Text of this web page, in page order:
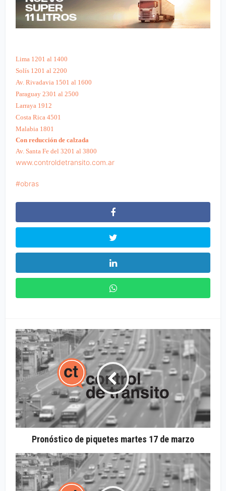
Lima 1201 al 1400
Solís 1201 al 2200
Av. Rivadavia 1501 al 1600
Paraguay 2301 al 2500
Larraya 1912
Costa Rica 4501
Malabia 1801
Con reducción de calzada
Av. Santa Fe del 3201 al 3800
www.controldetransito.com.ar
obras
Pronóstico de piquetes martes 17 de marzo